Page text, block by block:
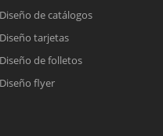
Diseño de catálogos
Diseño tarjetas
Diseño de folletos
Diseño flyer